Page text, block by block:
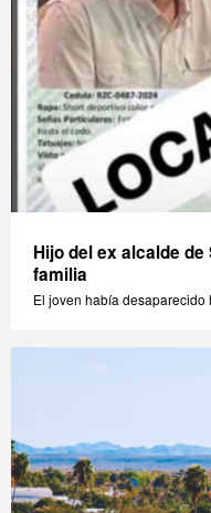
Hijo del ex alcalde
familia
El joven había